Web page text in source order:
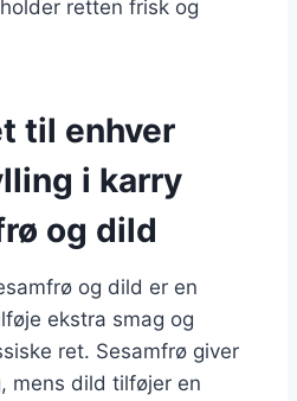
retten frisk og
til enhver
i karry
og dild
og dild er en
ekstra smag og
ret. Sesamfrø giver
mens dild tilføjer en